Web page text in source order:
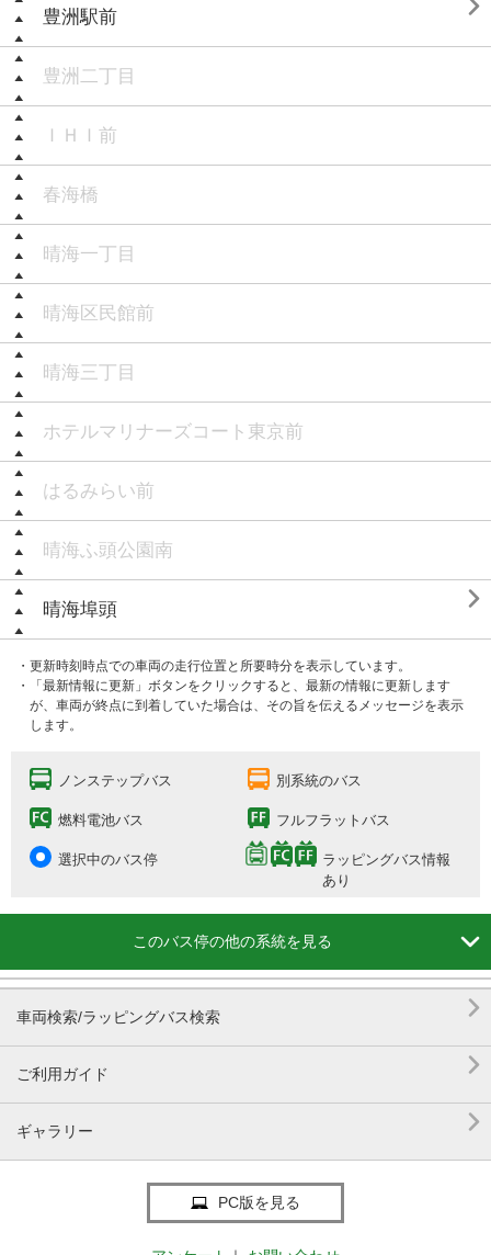
豊洲駅前
豊洲二丁目
ＩＨＩ前
春海橋
晴海一丁目
晴海区民館前
晴海三丁目
ホテルマリナーズコート東京前
はるみらい前
晴海ふ頭公園南
晴海埠頭 
・更新時刻時点での車両の走行位置と所要時分を表示しています。
・「最新情報に更新」ボタンをクリックすると、最新の情報に更新します
が、車両が終点に到着していた場合は、その旨を伝えるメッセージを表示
します。
ノンステップバス 別系統のバス
燃料電池バス フルフラットバス
選択中のバス停
ラッピングバス情報
あり
このバス停の他の系統を見る 
車両検索/ラッピングバス検索 
ご利用ガイド 
ギャラリー 
PC版を見る